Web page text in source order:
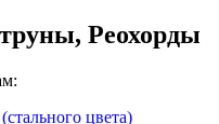
Реохорды
цвета)